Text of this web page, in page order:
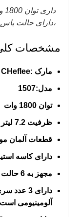
،دارای حالت پاس
مشخصات
مارک :CHeflee
مدل:1507
توان 1800 وات
ظرفیت 7.2 لیتر
قطعات آلمان
دارای کاسه
مجهز به 6 حالت سرعت
دارای 3
آلومینیومی